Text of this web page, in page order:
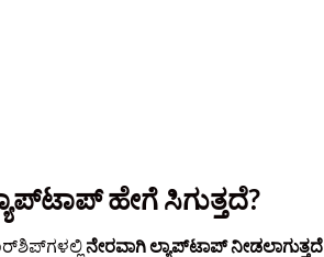
ಹೇಗೆ ಸಿಗುತ್ತದೆ?
ನೇರವಾಗಿ ಲ್ಯಾಪ್‌ಟಾಪ್ ನೀಡಲಾಗುತ್ತದೆ